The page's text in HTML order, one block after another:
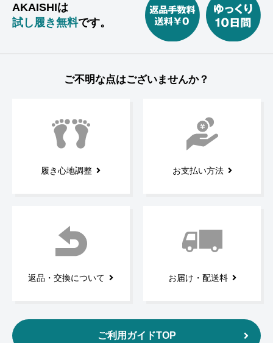
AKAISHIは
試し履き無料です。
ご不明な点はございませんか？
履き心地調整 お支払い方法
返品・交換について お届け・配送料
ご利用ガイドTOP